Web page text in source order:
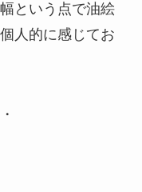
という点で油絵
人的に感じてお